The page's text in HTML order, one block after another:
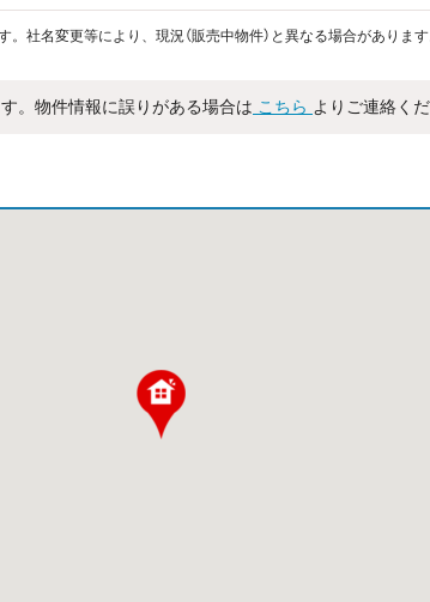
社名変更等により、現況（販売中物件）と異なる場合があります
。物件情報に誤りがある場合は こちら よりご連絡くだ